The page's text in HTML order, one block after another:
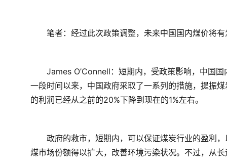
笔者：经过此次政策调整，未来中国国内煤价将有
James O’Connell：短期内，受政策影响，中国国
一段时间以来，中国政府采取了一系列的措施，提振
的利润已经从之前的20%下降到现在的1%左右。
政府的救市，短期内，可以保证煤炭行业的盈利，
煤市场份额得以扩大，改善环境污染状况。不过，从